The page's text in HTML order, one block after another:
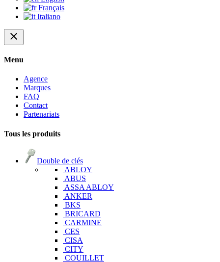
Français
Italiano
close
Menu
Agence
Marques
FAQ
Contact
Partenariats
Tous les produits
Double de clés
ABLOY
ABUS
ASSA ABLOY
ANKER
BKS
BRICARD
CARMINE
CES
CISA
CITY
COUILLET